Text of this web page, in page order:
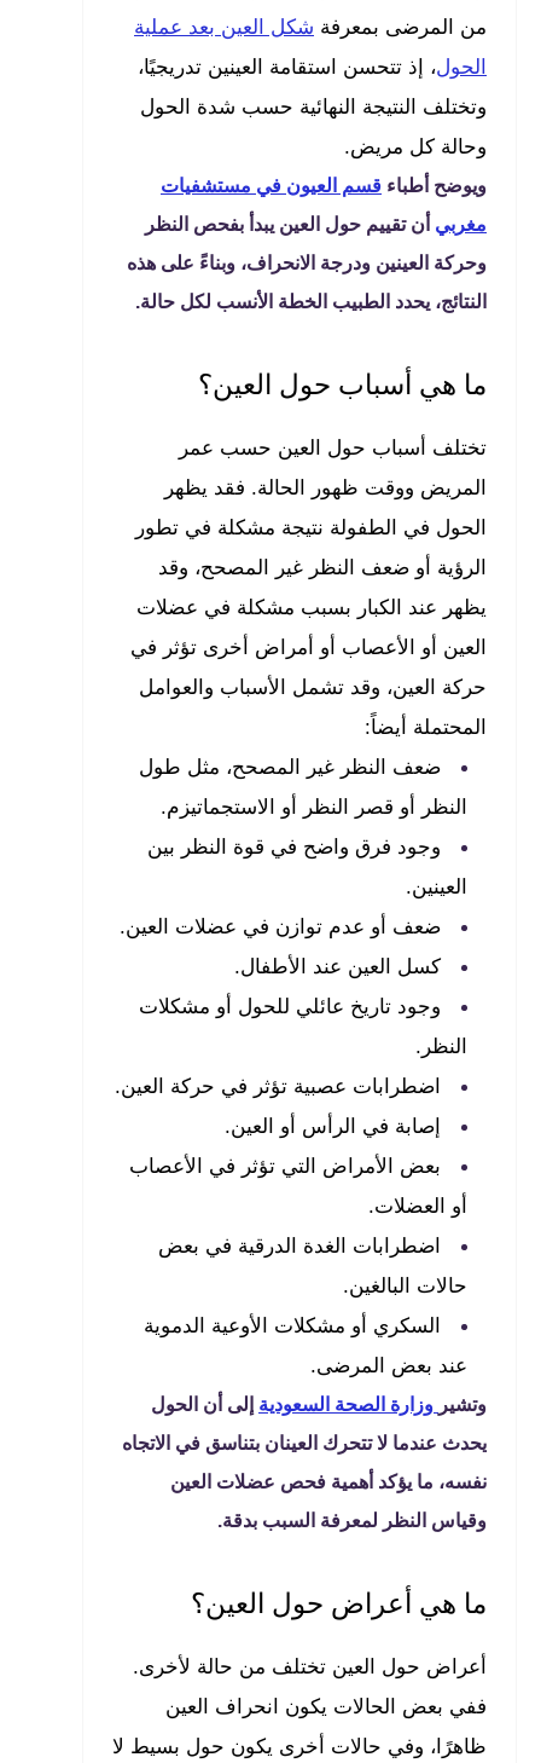
من المرضى بمعرفة شكل العين بعد عملية
الحول، إذ تتحسن استقامة العينين تدريجيًا،
وتختلف النتيجة النهائية حسب شدة الحول
وحالة كل مريض.
ويوضح أطباء قسم العيون في مستشفيات
مغربي أن تقييم حول العين يبدأ بفحص النظر
وحركة العينين ودرجة الانحراف، وبناءً على هذه
النتائج، يحدد الطبيب الخطة الأنسب لكل حالة.
ما هي أسباب حول العين؟
تختلف أسباب حول العين حسب عمر
المريض ووقت ظهور الحالة. فقد يظهر
الحول في الطفولة نتيجة مشكلة في تطور
الرؤية أو ضعف النظر غير المصحح، وقد
يظهر عند الكبار بسبب مشكلة في عضلات
العين أو الأعصاب أو أمراض أخرى تؤثر في
حركة العين، وقد تشمل الأسباب والعوامل
المحتملة أيضاً:
ضعف النظر غير المصحح، مثل طول
النظر أو قصر النظر أو الاستجماتيزم.
وجود فرق واضح في قوة النظر بين
العينين.
ضعف أو عدم توازن في عضلات العين.
كسل العين عند الأطفال.
وجود تاريخ عائلي للحول أو مشكلات
النظر.
اضطرابات عصبية تؤثر في حركة العين.
إصابة في الرأس أو العين.
بعض الأمراض التي تؤثر في الأعصاب
أو العضلات.
اضطرابات الغدة الدرقية في بعض
حالات البالغين.
السكري أو مشكلات الأوعية الدموية
عند بعض المرضى.
وتشير وزارة الصحة السعودية إلى أن الحول
يحدث عندما لا تتحرك العينان بتناسق في الاتجاه
نفسه، ما يؤكد أهمية فحص عضلات العين
وقياس النظر لمعرفة السبب بدقة.
ما هي أعراض حول العين؟
أعراض حول العين تختلف من حالة لأخرى.
ففي بعض الحالات يكون انحراف العين
ظاهرًا، وفي حالات أخرى يكون حول بسيط لا